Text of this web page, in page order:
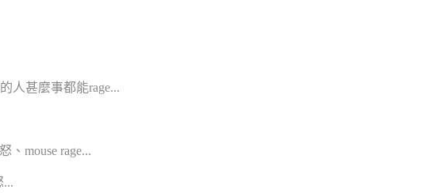
人甚麼事都能rage...
、mouse rage...
...